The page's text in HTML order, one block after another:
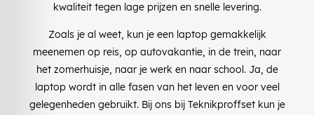
kwaliteit tegen lage prijzen en snelle levering.
Zoals je al weet, kun je een laptop gemakkelijk
meenemen op reis, op autovakantie, in de trein, naar
het zomerhuisje, naar je werk en naar school. Ja, de
laptop wordt in alle fasen van het leven en voor veel
gelegenheden gebruikt. Bij ons bij Teknikproffset kun je